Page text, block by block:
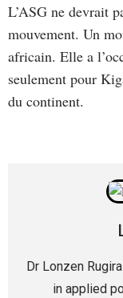
L’ASG ne devrait
mouvement. Un
africain. Elle a
seulement pour
du continent.
Dr Lonzen
in applied